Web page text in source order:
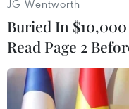
#Pakistan #Arập Xêút
#Bắn chết
Arập
JG Wentworth
Buried In
Read Page 2